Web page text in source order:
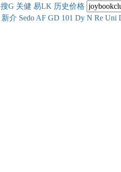
搜G 关健 易LK 历史价格
新介 Sedo AF GD 101 Dy N Re Uni